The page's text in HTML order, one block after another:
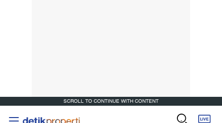
SCROLL TO CONTINUE WITH CONTENT